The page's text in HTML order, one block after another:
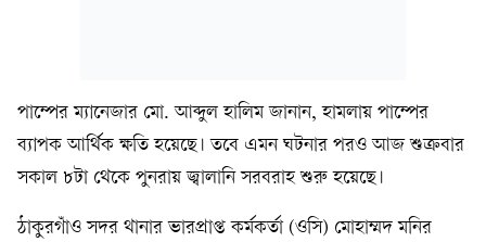
পাম্পের ম্যানেজার মো. আব্দুল হালিম জানান, হামলায় পাম্পের
ব্যাপক আর্থিক ক্ষতি হয়েছে। তবে এমন ঘটনার পরও আজ শুক্রবার
সকাল ৮টা থেকে পুনরায় জ্বালানি সরবরাহ শুরু হয়েছে।
ঠাকুরগাঁও সদর থানার ভারপ্রাপ্ত কর্মকর্তা (ওসি) মোহাম্মদ মনির